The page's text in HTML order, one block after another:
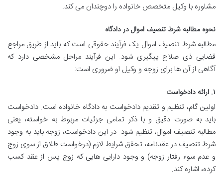
مشاوره با وکیل متخصص خانواده را دوچندان می کند.
نحوه مطالبه شرط تنصیف اموال در دادگاه
مطالبه شرط تنصیف اموال یک فرآیند حقوقی است که باید از طریق مراجع
قضایی ذی صلاح پیگیری شود. این فرآیند مراحل مشخصی دارد که
آگاهی از آن ها برای زوجه و وکیل او ضروری است:
۱. ارائه دادخواست
اولین گام، تنظیم و تقدیم دادخواست به دادگاه خانواده است. دادخواست
باید به صورت دقیق و با ذکر تمامی جزئیات مربوط به خواسته، یعنی
مطالبه تنصیف اموال، تنظیم شود. در این دادخواست، زوجه باید به وجود
شرط تنصیف در عقدنامه، تحقق شرایط لازم (درخواست طلاق از سوی زوج
و عدم سوء رفتار زوجه) و وجود دارایی هایی که زوج پس از عقد کسب
کرده، اشاره کند.